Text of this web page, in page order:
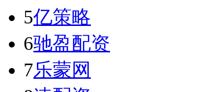
5亿策略
6驰盈配资
7乐蒙网